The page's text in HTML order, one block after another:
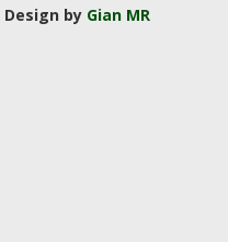
Design by Gian MR